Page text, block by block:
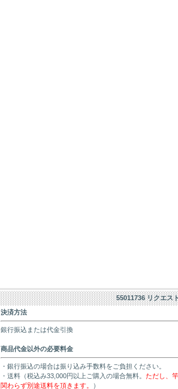
55011736 リクエス
決済方法
銀行振込または代金引換
商品代金以外の必要料金
・銀行振込の場合は振り込み手数料をご負担ください。
・送料（税込み33,000円以上ご購入の場合無料。 ただし、
関わらず別途送料を頂きます。
）